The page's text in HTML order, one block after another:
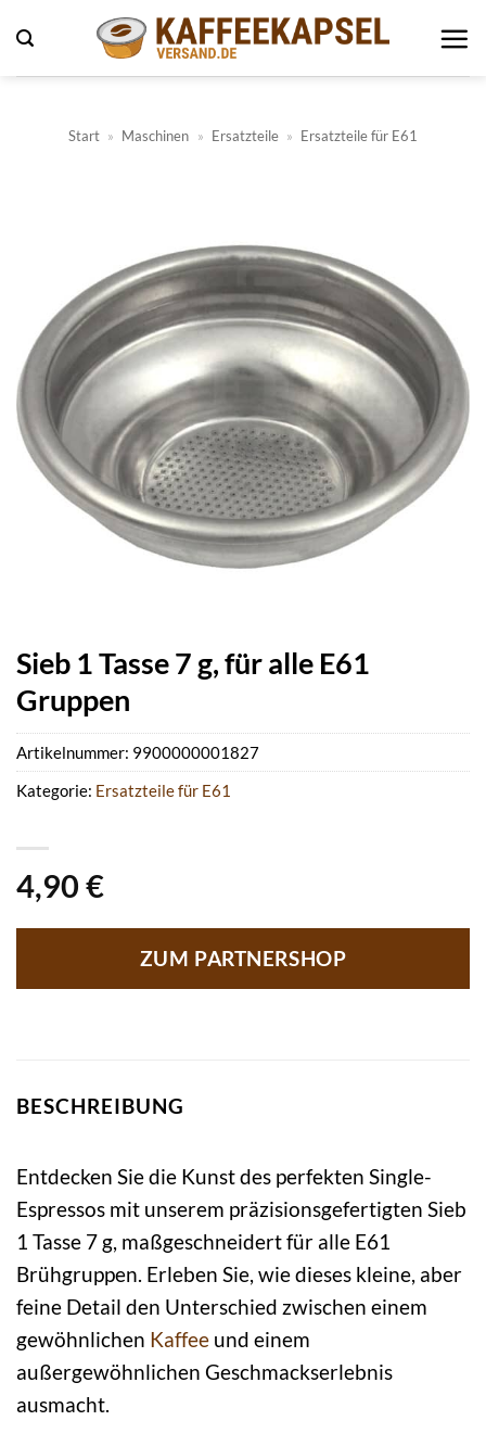
Inhalt
springen
Start » Maschinen » Ersatzteile » Ersatzteile für E61
Sieb 1 Tasse 7 g, für alle E61
Gruppen
4,90 €
ZUM PARTNERSHOP
Artikelnummer: 9900000001827
Kategorie: Ersatzteile für E61
BESCHREIBUNG
Entdecken Sie die Kunst des perfekten Single-
Espressos mit unserem präzisionsgefertigten Sieb
1 Tasse 7 g, maßgeschneidert für alle E61
Brühgruppen. Erleben Sie, wie dieses kleine, aber
feine Detail den Unterschied zwischen einem
gewöhnlichen Kaffee und einem
außergewöhnlichen Geschmackserlebnis
ausmacht.